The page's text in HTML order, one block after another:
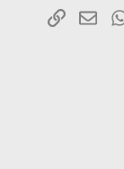
WhatsApp
البريدرابط